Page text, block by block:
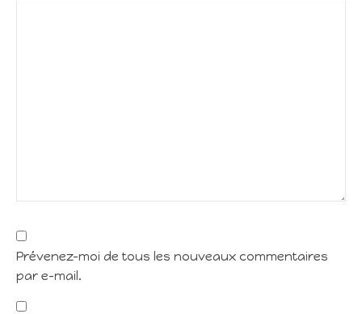
Prévenez-moi de tous les nouveaux commentaires
par e-mail.